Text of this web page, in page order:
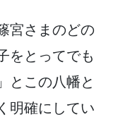
宮さまのどの
をとってでも
とこの八幡と
明確にしてい